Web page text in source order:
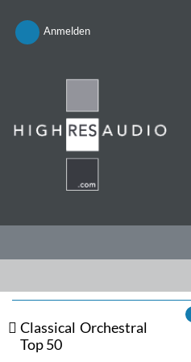
Anmelden
Classical Orchestral
Top 50